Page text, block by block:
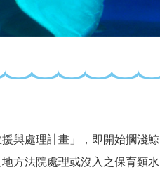
與處理計畫」，即開始擱淺鯨
方法院處理或沒入之保育類水